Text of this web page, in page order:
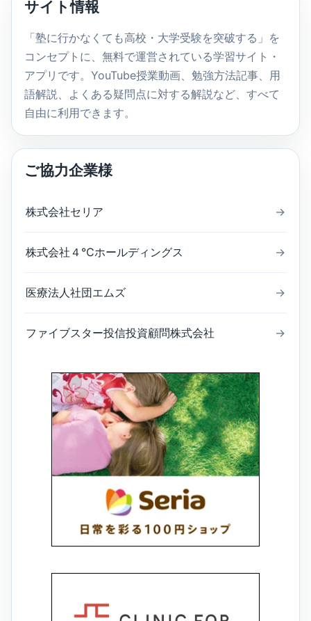
検
索
サイト情報
「塾に行かなくても高校・大学受験を突破する」を
コンセプトに、無料で運営されている学習サイト・
アプリです。YouTube授業動画、勉強方法記事、用
語解説、よくある疑問点に対する解説など、すべて
自由に利用できます。
ご協力企業様
株式会社セリア →
株式会社４℃ホールディングス →
医療法人社団エムズ →
ファイブスター投信投資顧問株式会社 →